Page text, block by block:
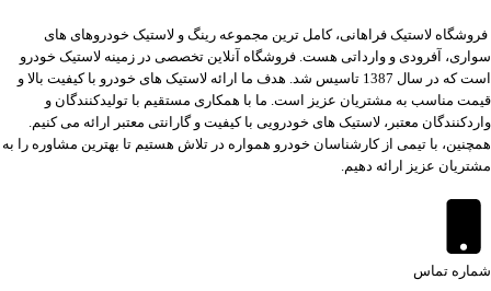
فروشگاه لاستیک فراهانی، کامل ترین مجموعه رینگ و لاستیک خودروهای های
سواری، آفرودی و وارداتی هست. فروشگاه آنلاین تخصصی در زمینه لاستیک خودرو
است که در سال 1387 تاسیس شد. هدف ما ارائه لاستیک های خودرو با کیفیت بالا و
قیمت مناسب به مشتریان عزیز است. ما با همکاری مستقیم با تولیدکنندگان و
واردکنندگان معتبر، لاستیک های خودرویی با کیفیت و گارانتی معتبر ارائه می کنیم.
همچنین، با تیمی از کارشناسان خودرو همواره در تلاش هستیم تا بهترین مشاوره را به
مشتریان عزیز ارائه دهیم.
شماره تماس